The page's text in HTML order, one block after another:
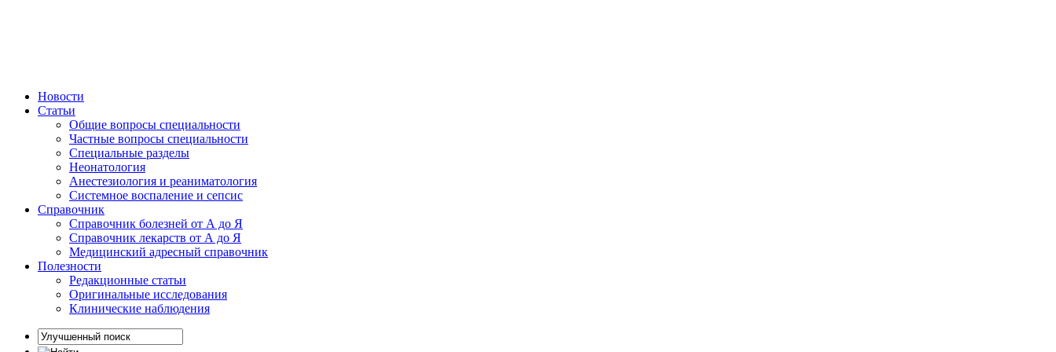
Новости
Статьи
Общие вопросы специальности
Частные вопросы специальности
Специальные разделы
Неонатология
Анестезиология и реаниматология
Системное воспаление и сепсис
Справочник
Справочник болезней от А до Я
Справочник лекарств от А до Я
Медицинский адресный справочник
Полезности
Редакционные статьи
Оригинальные исследования
Клинические наблюдения